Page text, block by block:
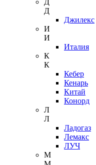
Д
Д
Джилекс
И
И
Италия
К
К
Кебер
Кенарь
Китай
Конорд
Л
Л
Ладогаз
Лемакс
ЛУЧ
М